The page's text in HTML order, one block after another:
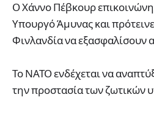
Ο Χάννο Πέβκουρ
Υπουργό Άμυνας και
Φινλανδία να εξασφαλίσουν
Το ΝΑΤΟ ενδέχεται να
την προστασία των ζωτικών